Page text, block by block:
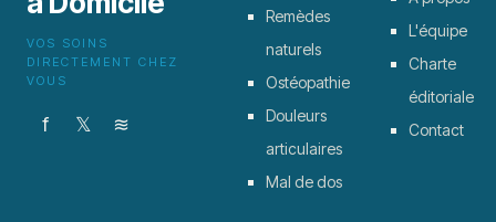
VOS SOINS
DIRECTEMENT CHEZ
VOUS
f 𝕏 ≋
Remèdes
naturels
Ostéopathie
Douleurs
articulaires
Mal de dos
L'équipe
Charte
éditoriale
Contact